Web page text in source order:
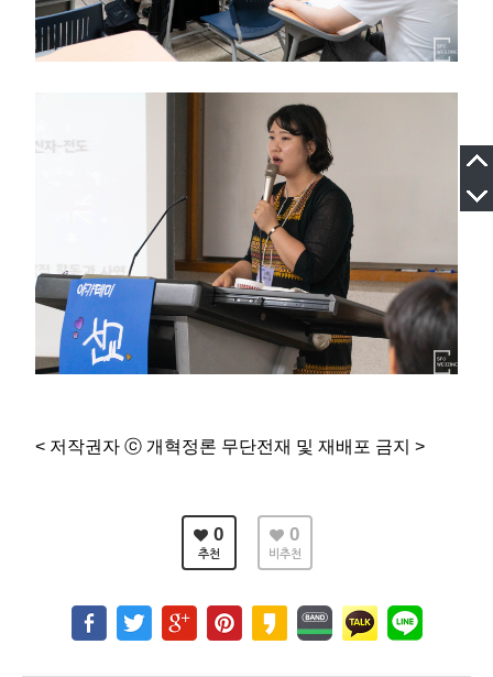
< 저작권자 ⓒ 개혁정론 무단전재 및 재배포 금지 >
0
추천
0
비추천